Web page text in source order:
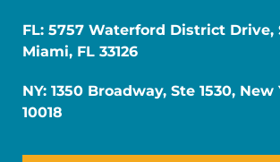
FL: 5757 Waterford District Drive,
Miami, FL 33126
NY: 1350 Broadway, Ste 1530, New
10018